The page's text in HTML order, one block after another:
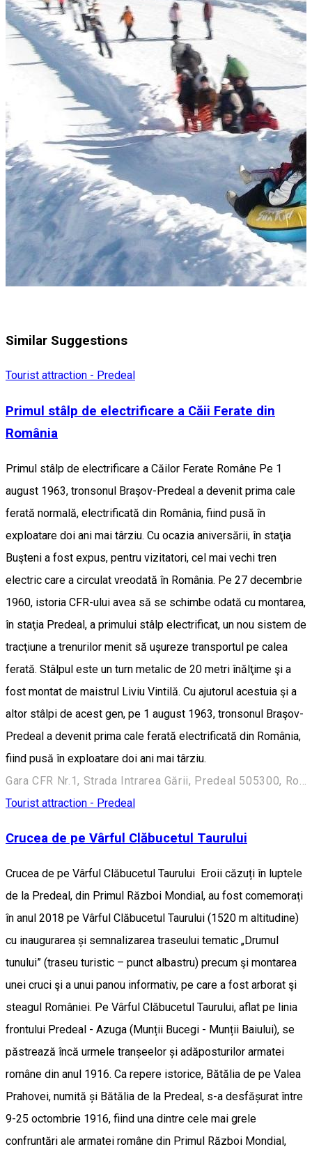
Similar Suggestions
Tourist attraction - Predeal
Primul stâlp de electrificare a Căii Ferate din
România
Primul stâlp de electrificare a Căilor Ferate Române Pe 1
august 1963, tronsonul Braşov-Predeal a devenit prima cale
ferată normală, electrificată din România, fiind pusă în
exploatare doi ani mai târziu. Cu ocazia aniversării, în staţia
Buşteni a fost expus, pentru vizitatori, cel mai vechi tren
electric care a circulat vreodată în România. Pe 27 decembrie
1960, istoria CFR-ului avea să se schimbe odată cu montarea,
în staţia Predeal, a primului stâlp electrificat, un nou sistem de
tracţiune a trenurilor menit să uşureze transportul pe calea
ferată. Stâlpul este un turn metalic de 20 metri înălţime şi a
fost montat de maistrul Liviu Vintilă. Cu ajutorul acestuia şi a
altor stâlpi de acest gen, pe 1 august 1963, tronsonul Braşov-
Predeal a devenit prima cale ferată electrificată din România,
fiind pusă în exploatare doi ani mai târziu.
Tourist attraction - Predeal
Crucea de pe Vârful Clăbucetul Taurului
Crucea de pe Vârful Clăbucetul Taurului Eroii căzuți în luptele
de la Predeal, din Primul Război Mondial, au fost comemorați
în anul 2018 pe Vârful Clăbucetul Taurului (1520 m altitudine)
cu inaugurarea și semnalizarea traseului tematic „Drumul
tunului” (traseu turistic – punct albastru) precum şi montarea
unei cruci şi a unui panou informativ, pe care a fost arborat şi
steagul României. Pe Vârful Clăbucetul Taurului, aflat pe linia
frontului Predeal - Azuga (Munții Bucegi - Munții Baiului), se
păstrează încă urmele tranșeelor și adăposturilor armatei
române din anul 1916. Ca repere istorice, Bătălia de pe Valea
Prahovei, numită și Bătălia de la Predeal, s-a desfășurat între
9-25 octombrie 1916, fiind una dintre cele mai grele
confruntări ale armatei române din Primul Război Mondial,